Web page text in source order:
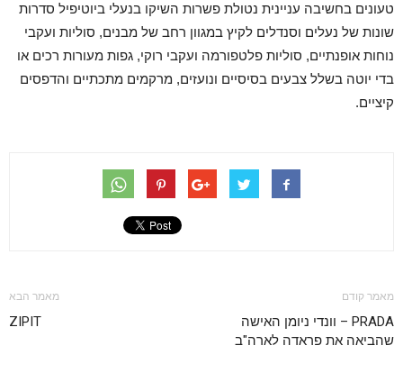
טעונים בחשיבה עניינית נטולת פשרות השיקו בנעלי ביוטיפיל סדרות
שונות של נעלים וסנדלים לקיץ במגוון רחב של מבנים, סוליות ועקבי
נוחות אופנתיים, סוליות פלטפורמה ועקבי רוקי, גפות מעורות רכים או
בדי יוטה בשלל צבעים בסיסיים ונועזים, מרקמים מתכתיים והדפסים
קיציים.
מאמר קודם
PRADA – וונדי ניומן האישה
שהביאה את פראדה לארה"ב
מאמר הבא
ZIPIT